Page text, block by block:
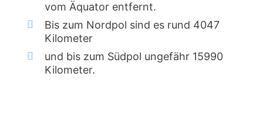
vom Äquator entfernt.
Bis zum Nordpol sind es rund 4047
Kilometer
und bis zum Südpol ungefähr 15990
Kilometer.